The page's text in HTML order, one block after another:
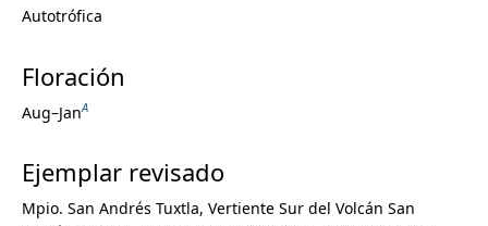
Autotrófica
Floración
Aug–JanA
Ejemplar revisado
Mpio. San Andrés Tuxtla, Vertiente Sur del Volcán San
Actinidiaceae
Agdestidaceae
Alismataceae
Altingiaceae
Amaranthaceae
Amaryllidaceae